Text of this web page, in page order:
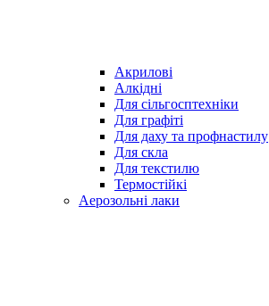
Акрилові
Алкідні
Для cільгосптехніки
Для графіті
Для даху та профнастилу
Для скла
Для текстилю
Термостійкі
Аерозольні лаки